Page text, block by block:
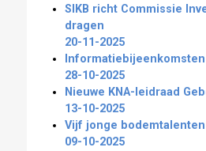
SIKB richt Commissie
dragen
20-11-2025
Informatiebijeenkomsten
28-10-2025
Nieuwe KNA-leidraad
13-10-2025
Vijf jonge
09-10-2025